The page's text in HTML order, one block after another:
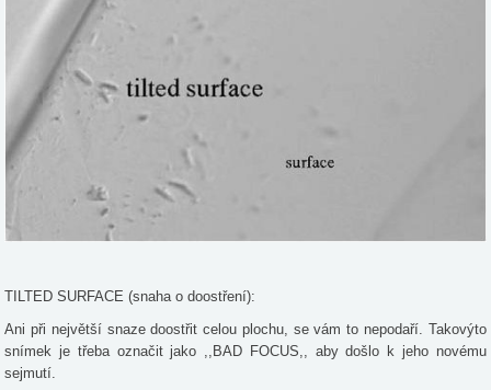
TILTED SURFACE (snaha o doostření):
Ani při největší snaze doostřit celou plochu, se vám to nepodaří. Takovýto
snímek je třeba označit jako ,,BAD FOCUS,, aby došlo k jeho novému
sejmutí.